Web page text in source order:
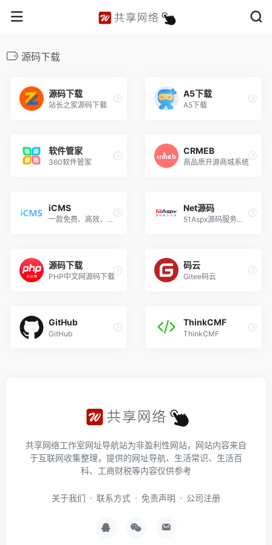
源码下载
源码下载
站长之家源码下载
A5下载
A5下载
软件管家
360软件管家
CRMEB
高品质开源商城系统
iCMS
一款免费、高效、简洁的内容管理系统
Net源码
51Aspx源码服务专家
源码下载
PHP中文网源码下载
码云
Gitee码云
GitHub
GitHub
ThinkCMF
ThinkCMF
共享网络工作室网址导航站为非盈利性网站，网站内容来自
于互联网收集整理，提供的网址导航、生活常识、生活百
科、工商财税等内容仅供参考
关于我们 联系方式 免责声明 公司注册